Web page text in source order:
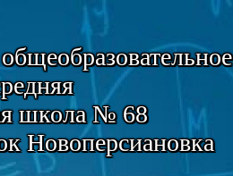
школа № 68
Новоперсиановка